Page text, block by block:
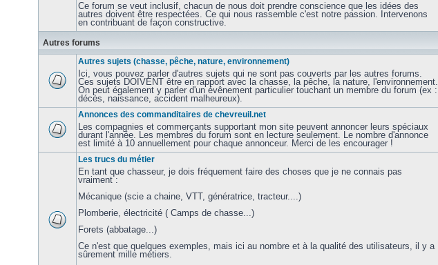
Ce forum se veut inclusif, chacun de nous doit prendre conscience que les idées des
autres doivent être respectées. Ce qui nous rassemble c'est notre passion. Intervenons
en contribuant de façon constructive.
Autres forums
Autres sujets (chasse, pêche, nature, environnement)
Ici, vous pouvez parler d'autres sujets qui ne sont pas couverts par les autres forums.
Ces sujets DOIVENT être en rapport avec la chasse, la pêche, la nature, l'environnement.
On peut également y parler d'un évênement particulier touchant un membre du forum (ex :
décès, naissance, accident malheureux).
Annonces des commanditaires de chevreuil.net
Les compagnies et commerçants supportant mon site peuvent annoncer leurs spéciaux
durant l'année. Les membres du forum sont en lecture seulement. Le nombre d'annonce
est limité à 10 annuellement pour chaque annonceur. Merci de les encourager !
Les trucs du métier
En tant que chasseur, je dois fréquement faire des choses que je ne connais pas
vraiment :
Mécanique (scie a chaine, VTT, génératrice, tracteur....)
Plomberie, électricité ( Camps de chasse...)
Forets (abbatage...)
Ce n'est que quelques exemples, mais ici au nombre et à la qualité des utilisateurs, il y a
sûrement mille métiers.